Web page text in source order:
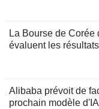
La Bourse de
évaluent les
Alibaba prévoit de
prochain modèle